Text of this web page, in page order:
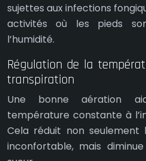
sujettes aux infections
activités où les pieds
l’humidité.
Régulation de la
transpiration
Une bonne aération
température constante à
Cela réduit non seulement
inconfortable, mais